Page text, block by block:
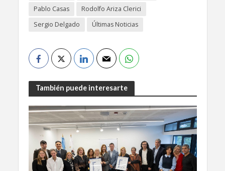
Pablo Casas
Rodolfo Ariza Clerici
Sergio Delgado
Últimas Noticias
También puede interesarte